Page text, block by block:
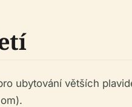
ubytování větších